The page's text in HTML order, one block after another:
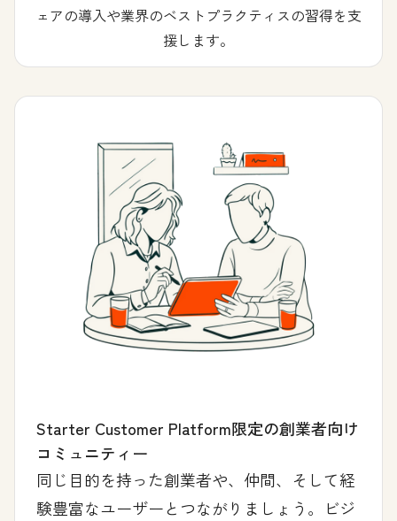
ェアの導入や業界のベストプラクティスの習得を支
援します。
Starter Customer Platform限定の創業者向け
コミュニティー
同じ目的を持った創業者や、仲間、そして経
験豊富なユーザーとつながりましょう。ビジ